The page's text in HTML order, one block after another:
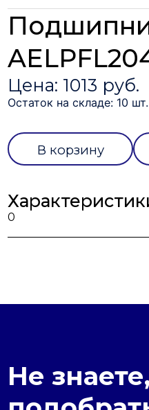
Цена: 1013 руб.
Остаток на складе: 10 шт.
В корзину
0
Не